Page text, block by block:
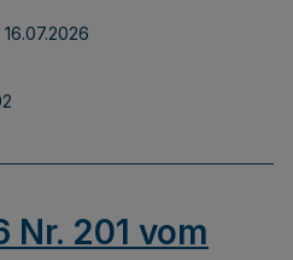
16.07.2026
Nr. 201 vom